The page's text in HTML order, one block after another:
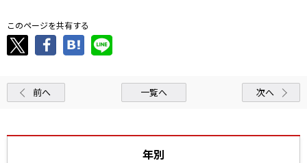
このページを共有する
前へ 一覧へ 次へ
年別